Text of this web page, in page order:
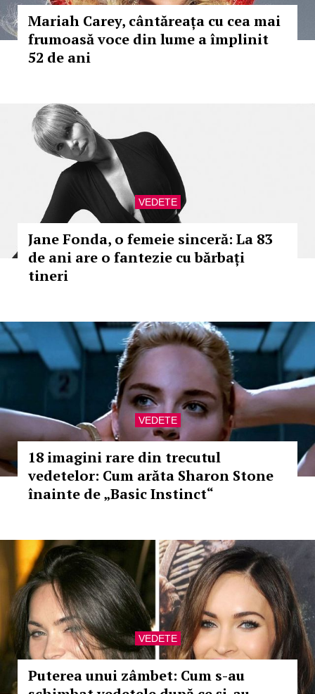
Mariah Carey, cântăreața cu cea mai
frumoasă voce din lume a împlinit
52 de ani
VEDETE
Jane Fonda, o femeie sinceră: La 83
de ani are o fantezie cu bărbați
tineri
VEDETE
18 imagini rare din trecutul
vedetelor: Cum arăta Sharon Stone
înainte de „Basic Instinct“
VEDETE
Puterea unui zâmbet: Cum s-au